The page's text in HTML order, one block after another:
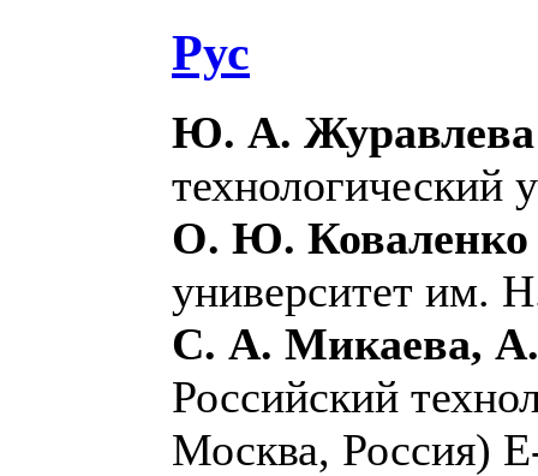
Рус
Ю. А. Журавлева
технологический
О. Ю. Коваленко
университет им.
С. А. Микаева,
Российский
Москва, Россия)